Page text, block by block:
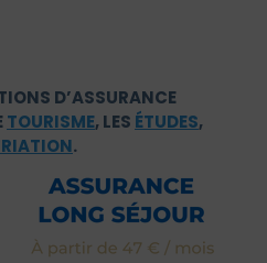
D’ASSURANCE
TOURISME, LES ÉTUDES,
.